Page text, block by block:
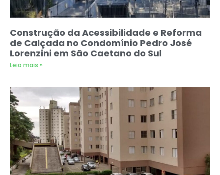
Construção da Acessibilidade e Reforma
de Calçada no Condomínio Pedro José
Lorenzini em São Caetano do Sul
Leia mais »